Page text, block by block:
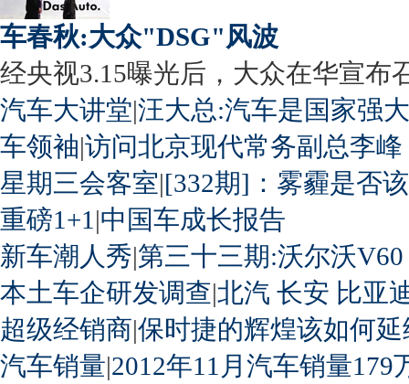
车春秋:大众"DSG"风波
经央视3.15曝光后，大众在华宣布
汽车大讲堂|汪大总:汽车是国家强
车领袖|访问北京现代常务副总李峰
星期三会客室|[332期]：雾霾是否
重磅1+1 |中国车成长报告
新车潮人秀|第三十三期:沃尔沃
本土车企研发调查|北汽 长安 比亚
超级经销商|保时捷的辉煌该如何延
汽车销量|2012年11月汽车销量179